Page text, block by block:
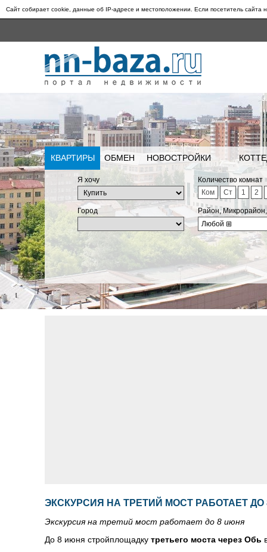
Сайт собирает cookie, данные об IP-адресе и местоположении. Если посетитель сайта
КВАРТИРЫ ОБМЕН НОВОСТРОЙКИ
Я хочу
Количество комнат
Ком
Ст 1 2
Город
Район,
Любой ⊞
ЭКСКУРСИЯ НА ТРЕТИЙ МОСТ РАБОТАЕТ
Экскурсия на третий мост работает до 8 июня
До 8 июня стройплощадку третьего моста через Обь